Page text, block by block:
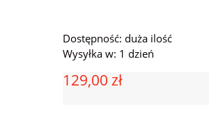
Dostępność: duża ilość
Wysyłka w: 1 dzień
129,00 zł